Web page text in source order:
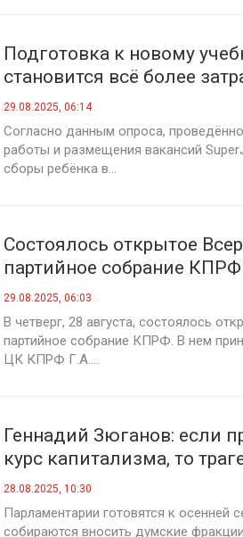
Подготовка к новому
становится всё более
российских семей
29.08.2025, 06:14
Согласно данным опроса,
работы и размещения вакансий
сборы ребёнка в...
Состоялось открытое
партийное собрание КПРФ
29.08.2025, 06:03
В четверг, 28 августа, состоялось
партийное собрание КПРФ. В нем
ЦК КПРФ Г.А....
Геннадий Зюганов: если
курс капитализма, то
28.08.2025, 10:30
Парламентарии готовятся к осенней
собираются вносить думские